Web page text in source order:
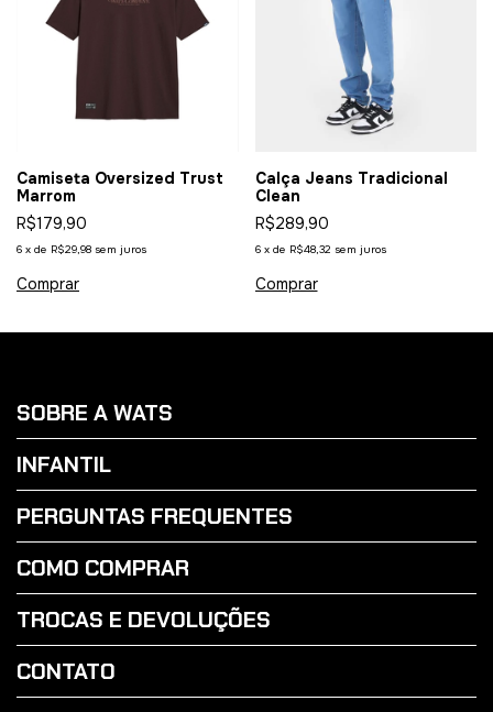
Camiseta Oversized Trust
Marrom
R$179,90
6 x de R$29,98 sem juros
Comprar
Calça Jeans Tradicional
Clean
R$289,90
6 x de R$48,32 sem juros
Comprar
SOBRE A WATS
INFANTIL
PERGUNTAS FREQUENTES
COMO COMPRAR
TROCAS E DEVOLUÇÕES
CONTATO